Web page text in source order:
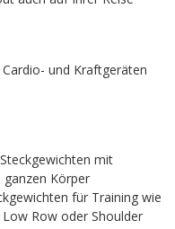
und Kraftgeräten
mit
Körper
für Training wie
Row oder Shoulder